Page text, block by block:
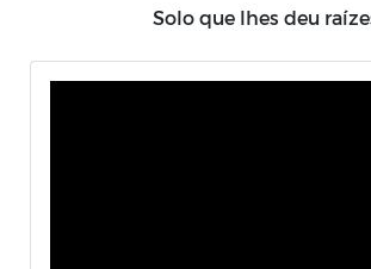
Solo que lhes deu